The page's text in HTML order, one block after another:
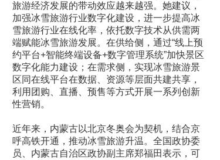
旅游经济发展的带动效应越来越强。她建议，
加强冰雪旅游行业数字化建设，进一步提高冰
雪旅游行业在线化率，依托数字技术从供需两
端赋能冰雪旅游发展。在供给侧，通过“线上预
约平台+智能终端设备+数字管理系统”加快景区
数字化能力建设；在需求侧，实现冰雪旅游景
区同在线平台在数据、资源等层面共建共享，
利用团购、直播、预售等方式开展一系列创新
性营销。
近年来，内蒙古以北京冬奥会为契机，结合京
呼高铁开通，推动冰雪旅游升温。全国政协委
员、内蒙古自治区政协副主席郑福田表示，可